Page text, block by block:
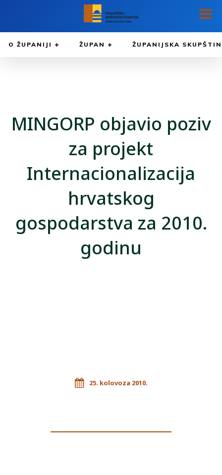
O ŽUPANIJI ŽUPAN ŽUPANIJSKA
MINGORP objavio poziv
za projekt
Internacionalizacija
hrvatskog
gospodarstva za 2010.
godinu
25. kolovoza 2010.